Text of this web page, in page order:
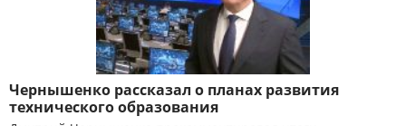
Чернышенко рассказал о планах развития
технического образования